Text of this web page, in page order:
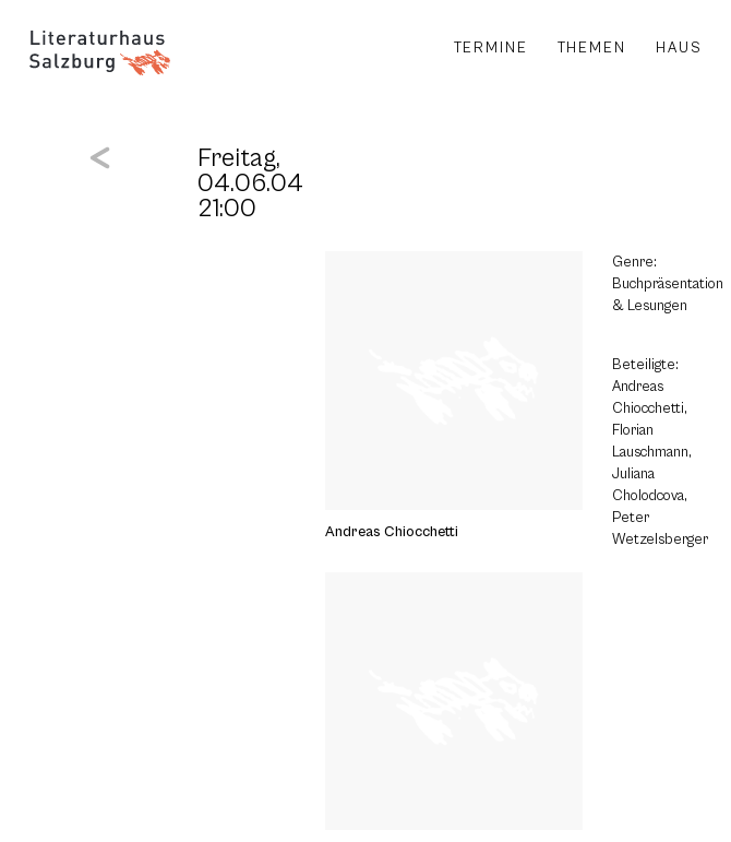
TERMINE THEMEN HAUS
Freitag,
04.06.04
21:00
Andreas Chiocchetti
Genre:
Buchpräsentation
& Lesungen
Beteiligte:
Andreas
Chiocchetti,
Florian
Lauschmann,
Juliana
Cholodcova,
Peter
Wetzelsberger